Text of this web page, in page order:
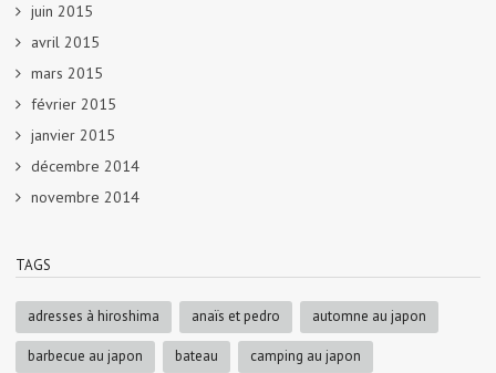
juin 2015
avril 2015
mars 2015
février 2015
janvier 2015
décembre 2014
novembre 2014
TAGS
adresses à hiroshima anaïs et pedro automne au japon
barbecue au japon bateau camping au japon